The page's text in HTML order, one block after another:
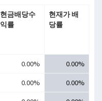
현금배당수
익률
현재가 배
당률
0.00% 0.00%
0.00% 0.00%